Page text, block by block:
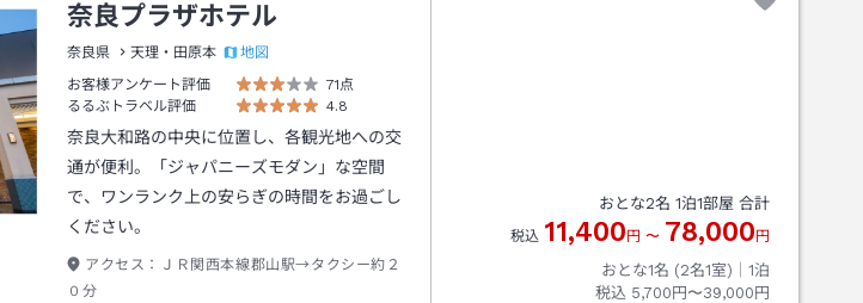
奈良プラザホテル
奈良県 天理・田原本
地図
お客様アンケート評価
71点
るるぶトラベル評価
4.8
奈良大和路の中央に位置し、各観光地への交
通が便利。「ジャパニーズモダン」な空間
で、ワンランク上の安らぎの時間をお過ごし
ください。
アクセス：
ＪＲ関西本線郡山駅→タクシー約２
０分
おとな2名 1泊1部屋 合計
税込 11,400 円 〜 78,000 円
おとな1名 (2名1室)｜ 1泊
税込 5,700円〜39,000円